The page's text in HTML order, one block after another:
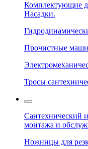
Комплектующие
Насадки.
Прочистные
Тросы
Сантехнический
монтажа и
Ножницы для